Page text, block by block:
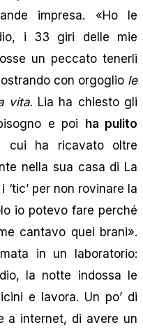
impresa. «Ho le
i 33 giri delle mie
un peccato tenerli
con orgoglio le
vita. Lia ha chiesto gli
e poi ha pulito
cui ha ricavato oltre
nella sua casa di La
per non rovinare la
io potevo fare perché
cantavo quei brani».
in un laboratorio:
la notte indossa le
e lavora. Un po’ di
a internet, di avere un